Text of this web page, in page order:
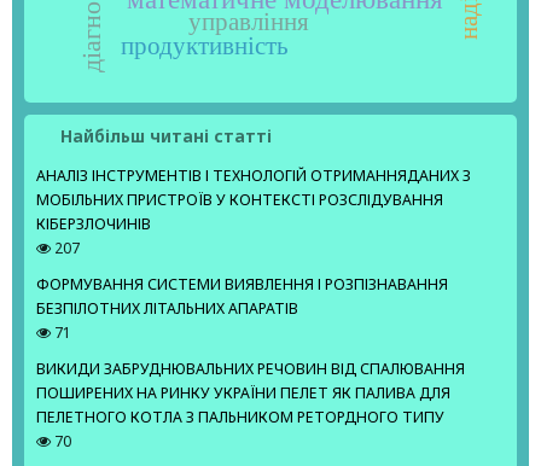
управління
продуктивність
Найбільш читані статті
АНАЛІЗ ІНСТРУМЕНТІВ І ТЕХНОЛОГІЙ ОТРИМАННЯДАНИХ З
МОБІЛЬНИХ ПРИСТРОЇВ У КОНТЕКСТІ РОЗСЛІДУВАННЯ
КІБЕРЗЛОЧИНІВ
207
ФОРМУВАННЯ СИСТЕМИ ВИЯВЛЕННЯ І РОЗПІЗНАВАННЯ
БЕЗПІЛОТНИХ ЛІТАЛЬНИХ АПАРАТІВ
71
ВИКИДИ ЗАБРУДНЮВАЛЬНИХ РЕЧОВИН ВІД СПАЛЮВАННЯ
ПОШИРЕНИХ НА РИНКУ УКРАЇНИ ПЕЛЕТ ЯК ПАЛИВА ДЛЯ
ПЕЛЕТНОГО КОТЛА З ПАЛЬНИКОМ РЕТОРДНОГО ТИПУ
70